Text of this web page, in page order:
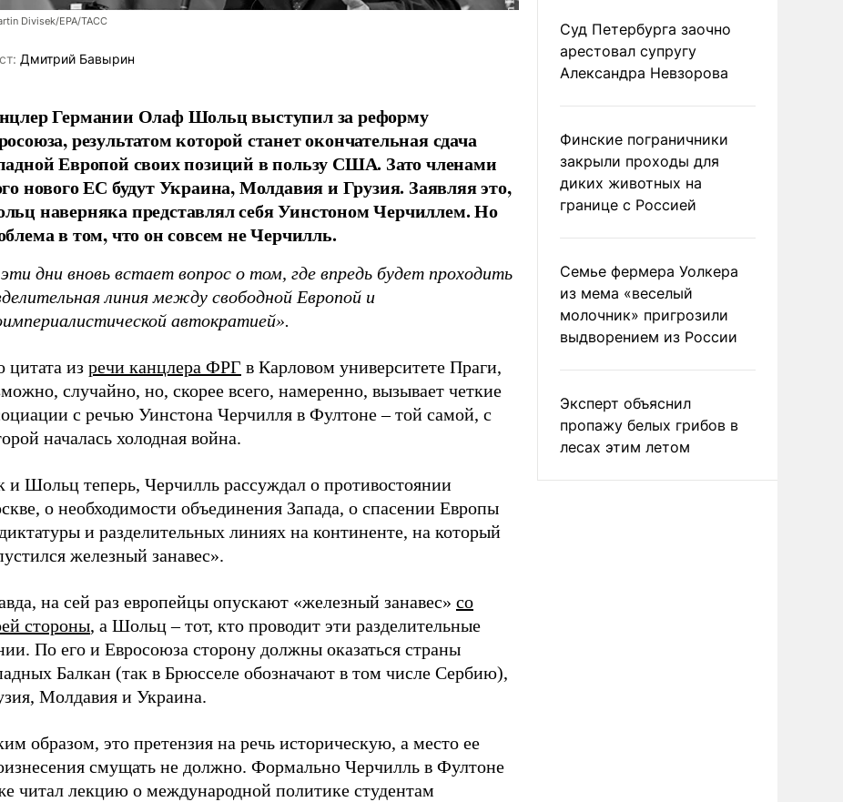
Divisek/EPA/ТАСС
Дмитрий Бавырин
Германии Олаф Шольц выступил за реформу
результатом которой станет окончательная сдача
Европой своих позиций в пользу США. Зато членами
нового ЕС будут Украина, Молдавия и Грузия. Заявляя это,
наверняка представлял себя Уинстоном Черчиллем. Но
в том, что он совсем не Черчилль.
дни вновь встает вопрос о том, где впредь будет проходить
линия между свободной Европой и
автократией».
цитата из речи канцлера ФРГ в Карловом университете Праги,
случайно, но, скорее всего, намеренно, вызывает четкие
с речью Уинстона Черчилля в Фултоне – той самой, с
началась холодная война.
и Шольц теперь, Черчилль рассуждал о противостоянии
о необходимости объединения Запада, о спасении Европы
и разделительных линиях на континенте, на который
железный занавес».
на сей раз европейцы опускают «железный занавес» со
стороны, а Шольц – тот, кто проводит эти разделительные
По его и Евросоюза сторону должны оказаться страны
Балкан (так в Брюсселе обозначают в том числе Сербию),
Молдавия и Украина.
образом, это претензия на речь историческую, а место ее
смущать не должно. Формально Черчилль в Фултоне
читал лекцию о международной политике студентам
Суд Петербурга заочно
арестовал супругу
Александра Невзорова
Финские пограничники
закрыли проходы для
диких животных на
границе с Россией
Семье фермера Уолкера
из мема «веселый
молочник» пригрозили
выдворением из России
Эксперт объяснил
пропажу белых грибов в
лесах этим летом